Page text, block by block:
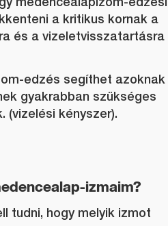
a kritikus kornak a
és a vizeletvisszatartásra
edzés segíthet azoknak
gyakrabban szükséges
(vizelési kényszer).
izmaim?
tudni, hogy melyik izmot